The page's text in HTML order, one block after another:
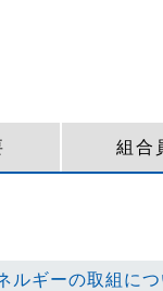
組合
ルギーの取組につ